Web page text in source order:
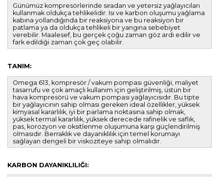
Günümüz kompresörlerinde sıradan ve yetersiz yağlayıcıları
kullanmak oldukça tehlikelidir. Isı ve karbon oluşumu yağlama
kabına yollandığında bir reaksiyona ve bu reaksiyon bir
patlama ya da oldukça tehlikeli bir yangına sebebiyet
verebilir. Maalesef, bu gerçek çoğu zaman göz ardı edilir ve
fark edildiği zaman çok geç olabilir.
TANIM:
Omega 613, kompresör / vakum pompası güvenliği, maliyet
tasarrufu ve çok amaçlı kullanım için geliştirilmiş, üstün bir
hava kompresörü ve vakum pompası yağlayıcısıdır. Bu tipte
bir yağlayıcının sahip olması gereken ideal özellikler, yüksek
kimyasal kararlılık, iyi bir parlama noktasına sahip olmak,
yüksek termal kararlılık, yüksek derecede rafinelik ve saflık,
pas, korozyon ve oksitlenme oluşumuna karşı güçlendirilmiş
olmasıdır. Berraklık ve dayanıklılık için temel korumayı
sağlayan dengeli bir viskoziteye sahip olmalıdır.
KARBON DAYANIKLILIĞI: